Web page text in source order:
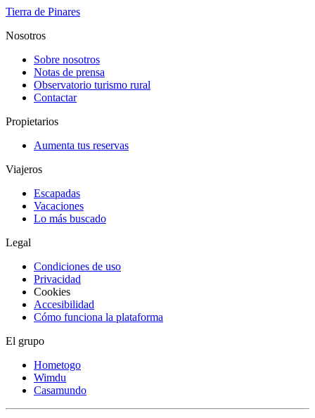
Tierra de Pinares
Nosotros
Sobre nosotros
Notas de prensa
Observatorio turismo rural
Contactar
Propietarios
Aumenta tus reservas
Viajeros
Escapadas
Vacaciones
Lo más buscado
Legal
Condiciones de uso
Privacidad
Cookies
Accesibilidad
Cómo funciona la plataforma
El grupo
Hometogo
Wimdu
Casamundo